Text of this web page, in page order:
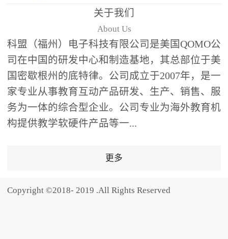
等基础题型，学生通过答
题器快速响应，系统实时
统计答题数据并生成可视
化图表，让教师瞬间掌握
学生知识掌握情况。主观
反馈：包含简答题、观点
阐述等开放式互动，鼓励
学生自由表达思考过程，
培养批判性思维与表达能
功能增加课堂趣味性，同
关于我们
About Us
科盟（福州）电子科技有限公司是美国QOMO公
司在中国的研发中心和制造基地，其总部位于美
国密歇根州的底特律。公司成立于2007年，是一
家专业从事教育互动产品研发、生产、销售、服
务为一体的综合型企业。公司专业为海外教育机
构提供教学软硬件产品等一...
更多
Copyright ©2018- 2019 .All Rights Reserved